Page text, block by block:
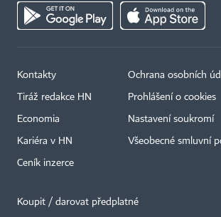
Kontakty
Tiráž redakce HN
Economia
Kariéra v HN
Ceník inzerce
Ochrana osobních
Prohlášení o cookies
Nastavení soukromí
Všeobecné smluvní
Koupit / darovat předplatné